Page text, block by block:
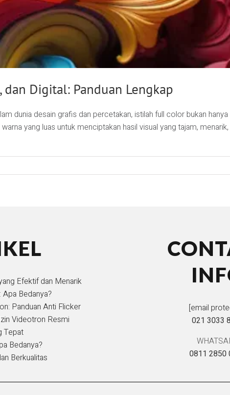
Digital: Panduan Lengkap
dunia desain grafis dan percetakan, istilah full color bukan
yang luas untuk menciptakan hasil visual yang tajam,
Efektif dan Menarik
Bedanya?
Panduan Anti Flicker
Videotron Resmi
Tepat
Bedanya?
Berkualitas
[email
021 3033
0811 2850